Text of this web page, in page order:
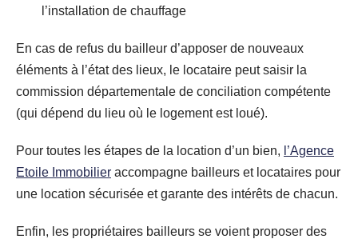
l’installation de chauffage
En cas de refus du bailleur d’apposer de nouveaux
éléments à l’état des lieux, le locataire peut saisir la
commission départementale de conciliation compétente
(qui dépend du lieu où le logement est loué).
Pour toutes les étapes de la location d’un bien, l’Agence
Etoile Immobilier accompagne bailleurs et locataires pour
une location sécurisée et garante des intérêts de chacun.
Enfin, les propriétaires bailleurs se voient proposer des